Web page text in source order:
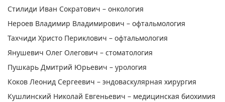
Стилиди Иван Сократович – онкология
Нероев Владимир Владимирович – офтальмология
Тахчиди Христо Периклович – офтальмология
Янушевич Олег Олегович – стоматология
Пушкарь Дмитрий Юрьевич – урология
Коков Леонид Сергеевич – эндоваскулярная хирургия
Кушлинский Николай Евгеньевич – медицинская биохимия